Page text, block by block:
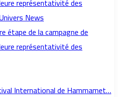
étape de la campagne de
représentativité des